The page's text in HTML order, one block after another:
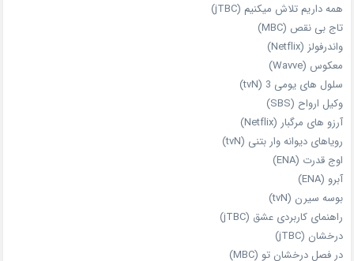
همه داریم تلاش میکنیم (jTBC)
تاج بی‌ نقص (MBC)
واندرفولز (Netflix)
معکوس (Wavve)
سلول های یومی 3 (tvN)
وکیل ارواح (SBS)
آرزو های مرگبار (Netflix)
رویاهای دیوانه‌ وار بتنی (tvN)
اوج قدرت (ENA)
آبرو (ENA)
بوسه سیرن (tvN)
راهنمای کاربردی عشق (jTBC)
درخشان (jTBC)
در فصل درخشان تو (MBC)